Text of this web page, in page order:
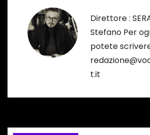
n
e
Direttore :
Stefano Per
potete
t.it